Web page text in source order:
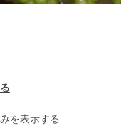
を表示する